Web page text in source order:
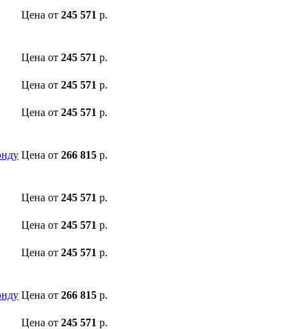
Цена от 245 571 р.
Цена от 245 571 р.
Цена от 245 571 р.
Цена от 245 571 р.
Цена от 266 815 р.
Цена от 245 571 р.
Цена от 245 571 р.
Цена от 245 571 р.
Цена от 266 815 р.
Цена от 245 571 р.